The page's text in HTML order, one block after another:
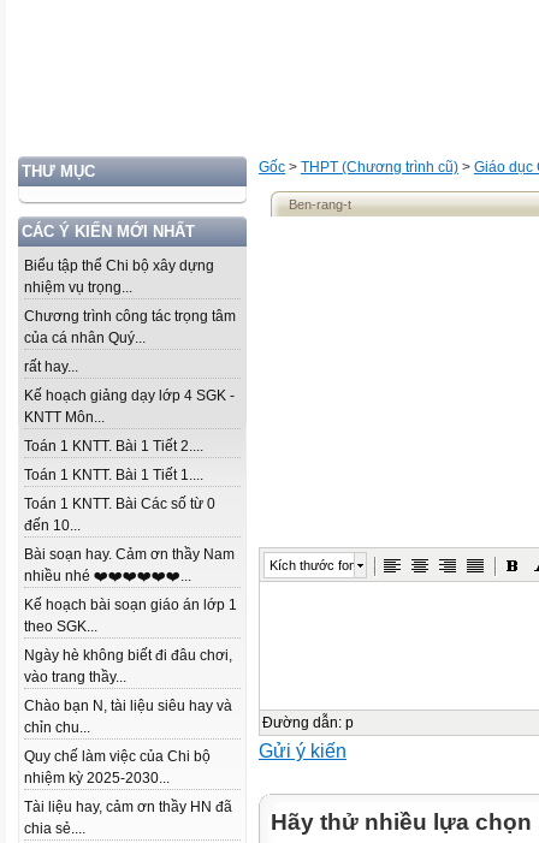
THƯ MỤC
CÁC Ý KIẾN MỚI NHẤT
Biểu tập thể Chi bộ xây dựng
nhiệm vụ trọng...
Chương trình công tác trọng tâm
của cá nhân Quý...
rất hay...
Kế hoạch giảng dạy lớp 4 SGK -
KNTT Môn...
Toán 1 KNTT. Bài 1 Tiết 2....
Toán 1 KNTT. Bài 1 Tiết 1....
Toán 1 KNTT. Bài Các số từ 0
đến 10...
Bài soạn hay. Cảm ơn thầy Nam
nhiều nhé ❤️❤️❤️❤️❤️❤️...
Kế hoạch bài soạn giáo án lớp 1
theo SGK...
Ngày hè không biết đi đâu chơi,
vào trang thầy...
Chào bạn N, tài liệu siêu hay và
chỉn chu...
Quy chế làm việc của Chi bộ
nhiệm kỳ 2025-2030...
Tài liệu hay, cảm ơn thầy HN đã
chia sẻ....
Gốc > THPT (Chương trình cũ) > Giáo dục
Ben-rang-t
Kích thước font
Đường dẫn: p
Gửi ý kiến
Hãy thử nhiều lựa chọn